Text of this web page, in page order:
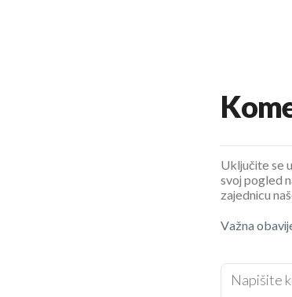
Uključite se
svoj pogled
zajednicu
Važna